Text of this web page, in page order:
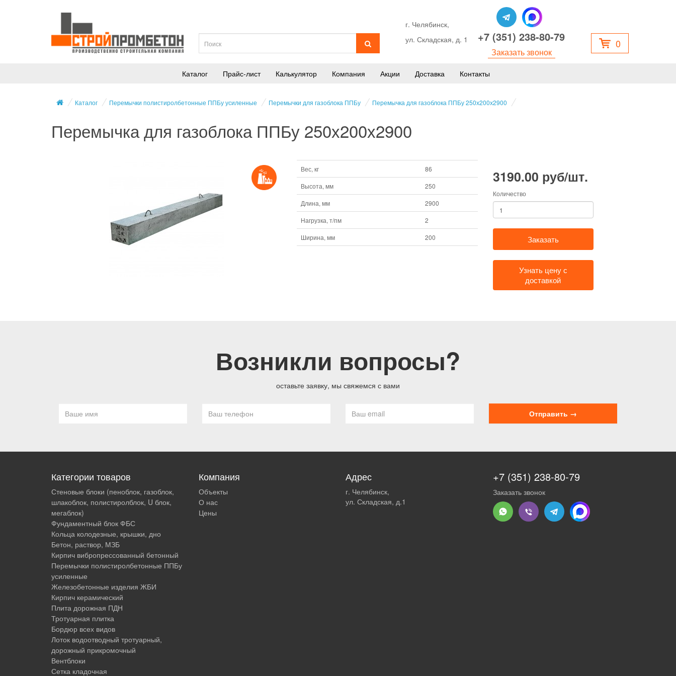
0
г. Челябинск,
ул. Складская, д. 1
+7 (351) 238-80-79
Заказать звонок
Каталог Прайс-лист Калькулятор Компания Акции Доставка Контакты
Каталог Перемычки полистиролбетонные ППБу усиленные Перемычки для газоблока ППБу Перемычка для газоблока ППБу 250х200х2900
Перемычка для газоблока ППБу 250х200х2900
Вес, кг
86
Высота, мм
250
Длина, мм
2900
Нагрузка, т/пм
2
Ширина, мм
200
3190.00 руб/шт.
Количество
Заказать
Узнать цену с
доставкой
Возникли вопросы?
оставьте заявку, мы свяжемся с вами
Категории товаров
Стеновые блоки (пеноблок, газоблок,
шлакоблок, полистиролблок, U блок,
мегаблок)
Фундаментный блок ФБС
Кольца колодезные, крышки, дно
Бетон, раствор, МЗБ
Кирпич вибропрессованный бетонный
Перемычки полистиролбетонные ППБу
усиленные
Железобетонные изделия ЖБИ
Кирпич керамический
Плита дорожная ПДН
Тротуарная плитка
Бордюр всех видов
Лоток водоотводный тротуарный,
дорожный прикромочный
Вентблоки
Сетка кладочная
Компания
Объекты
О нас
Цены
Адрес
г. Челябинск,
ул. Складская, д.1
+7 (351) 238-80-79
Заказать звонок